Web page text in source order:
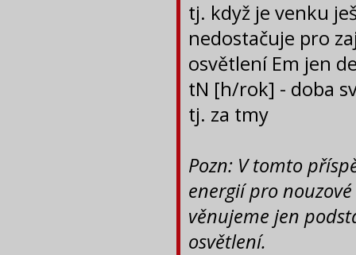
tj. když je venku
nedostačuje pro
osvětlení Em jen
tN [h/rok] - doba
tj. za tmy
Pozn: V tomto
energií pro
věnujeme jen
osvětlení.